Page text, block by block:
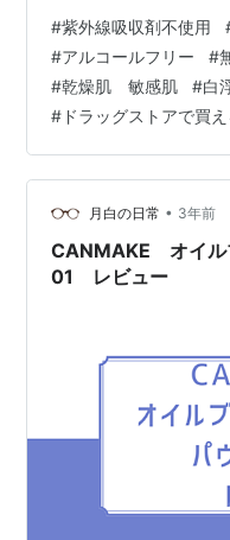
で、 伸びがとても良か
さそうです。 付け心地
の重たさやベタベタ感
でした。 私は日焼け止
のですが、 こちらは
#紫外線吸収剤不使用
#アルコールフリー #
#乾燥肌 敏感肌 #白
# ドラッグストアで買え
月白の日常 • 3年前
CANMAKE オイル
01 レビュー